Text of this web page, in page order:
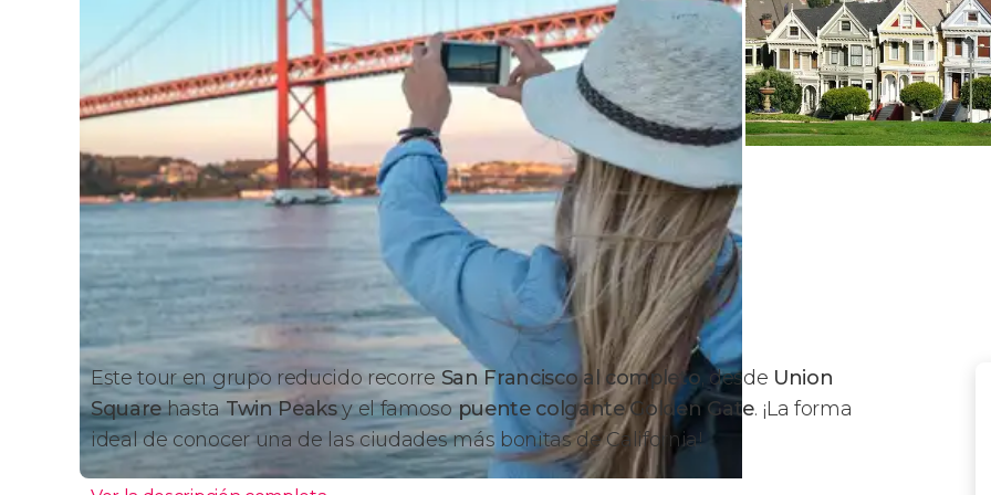
Este tour en grupo reducido recorre San Francisco al completo, desde Union
SquarehastaTwin Peaksy el famosopuente colgante Golden Gate. ¡La forma
ideal de conocer una de las ciudades más bonitas de California!